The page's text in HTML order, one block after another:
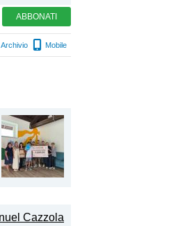
ABBONATI
Archivio Mobile